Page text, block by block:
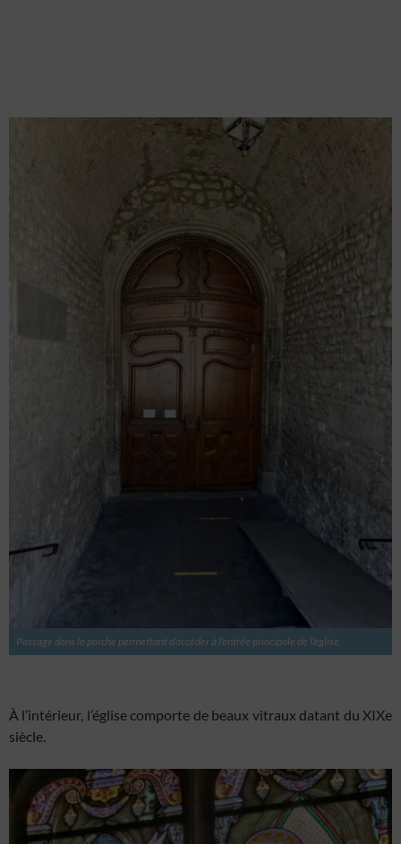
Passage dans le porche permettant d’accéder à l’entrée principale de l’église
À l’intérieur, l’église comporte de beaux vitraux datant du XIXe
siècle.